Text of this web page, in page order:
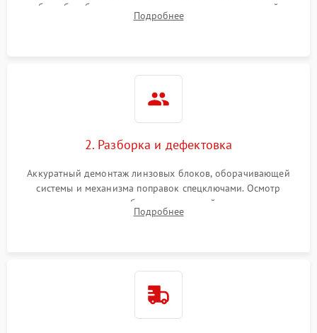
работы барабанчиков ввода поправок, кольца отстройки
параллакса и зума. Выявление сколов, внутренних
Подробнее
2. Разборка и дефектовка
Аккуратный демонтаж линзовых блоков, оборачивающей
системы и механизма поправок спецключами. Осмотр
внутренних резьбовых соединений, пружин и
уплотнительных колец. Поиск причин люфта, смещения
Подробнее